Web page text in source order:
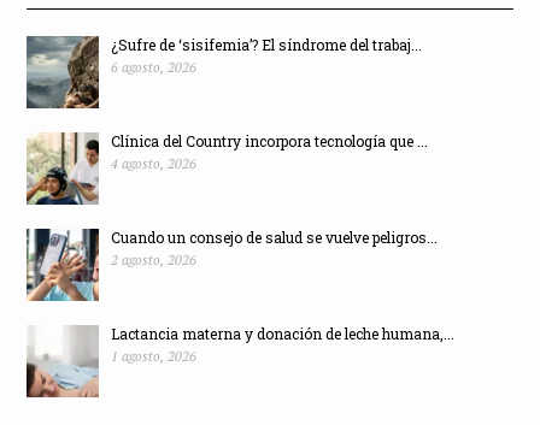
¿Sufre de ‘sisifemia’? El síndrome del trabaj...
6 agosto, 2026
Clínica del Country incorpora tecnología que ...
4 agosto, 2026
Cuando un consejo de salud se vuelve peligros...
2 agosto, 2026
Lactancia materna y donación de leche humana,...
1 agosto, 2026